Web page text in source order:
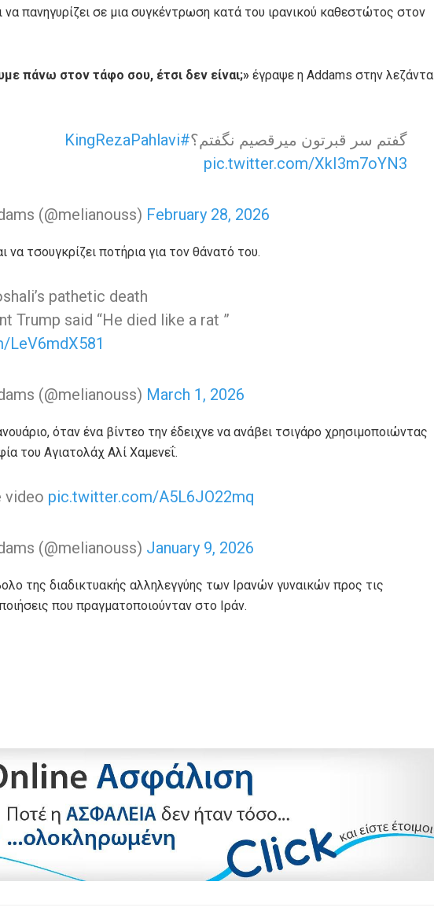
να πανηγυρίζει σε μια συγκέντρωση κατά του ιρανικού καθεστώτος στον
πάνω στον τάφο σου, έτσι δεν είναι;» έγραψε η Addams στην λεζάντα
گفتم سر قبرتون میرقصیم نگفتم؟#KingRezaPahlavi
pic.twitter.com/XkI3m7oYN3
(@melianouss) February 28, 2026
να τσουγκρίζει ποτήρια για τον θάνατό του.
pathetic death
Trump said “He died like a rat ”
LeV6mdX581
(@melianouss) March 1, 2026
όταν ένα βίντεο την έδειχνε να ανάβει τσιγάρο χρησιμοποιώντας
του Αγιατολάχ Αλί Χαμενεΐ.
video pic.twitter.com/A5L6JO22mq
(@melianouss) January 9, 2026
της διαδικτυακής αλληλεγγύης των Ιρανών γυναικών προς τις
που πραγματοποιούνταν στο Ιράν.